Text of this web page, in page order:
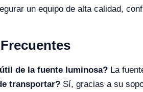
un equipo de alta calidad,
de la fuente luminosa? La
transportar? Sí, gracias a su